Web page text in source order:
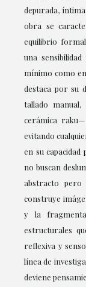
depurada,
obra se
equilibrio
una
mínimo como
destaca por su
tallado
cerámica
evitando
en su
no buscan
abstracto pero
construye
y la
estructurales
reflexiva y
línea de
deviene